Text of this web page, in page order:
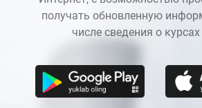
получать обновленную
числе сведения о